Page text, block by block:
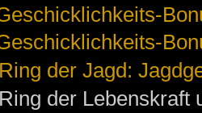
Ring der Jagd:
Ring der Lebenskraft